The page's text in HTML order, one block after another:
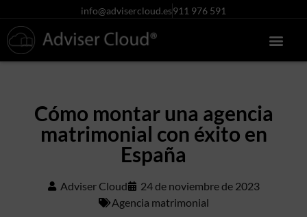
info@advisercloud.es911 976 591
Cómo montar una agencia
matrimonial con éxito en
España
Adviser Cloud
24 de noviembre de 2023
Agencia matrimonial